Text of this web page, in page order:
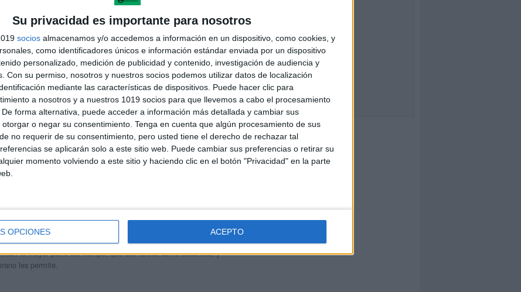
Su privacidad es importante para nosotros
socios almacenamos y/o accedemos a información en un dispositivo, como cookies, y
como identificadores únicos e información estándar enviada por un dispositivo
personalizado, medición de publicidad y contenido, investigación de audiencia y
Con su permiso, nosotros y nuestros socios podemos utilizar datos de localización
mediante las características de dispositivos. Puede hacer clic para
a nosotros y a nuestros 1019 socios para que llevemos a cabo el procesamiento
forma alternativa, puede acceder a información más detallada y cambiar sus
o negar su consentimiento. Tenga en cuenta que algún procesamiento de sus
no requerir de su consentimiento, pero usted tiene el derecho de rechazar tal
se aplicarán solo a este sitio web. Puede cambiar sus preferencias o retirar su
momento volviendo a este sitio y haciendo clic en el botón "Privacidad" en la parte
OPCIONES ACEPTO
blog, es la apuesta personal de dos profesores Ginés y
son los encargados de los contenidos que encontramos
la mayor parte del tiempo, que sus tareas como docentes, y
les permite.